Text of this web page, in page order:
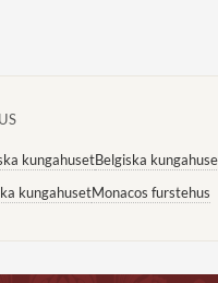
kungahusetBelgiska
kungahusetMonacos furstehus